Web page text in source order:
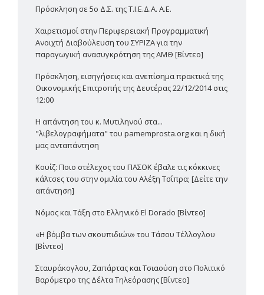
Πρόσκληση σε 5ο Δ.Σ. της Τ.Ι.Ε.Δ.Α. Α.Ε.
Χαιρετισμοί στην Περιφερειακή Προγραμματική
Ανοιχτή Διαβούλευση του ΣΥΡΙΖΑ για την
παραγωγική ανασυγκρότηση της ΑΜΘ [Βίντεο]
Πρόσκληση, εισηγήσεις και ανεπίσημα πρακτικά της
Οικονομικής Επιτροπής της Δευτέρας 22/12/2014 στις
12:00
Η απάντηση του κ. Μυτιληνού στα...
"λιβελογραφήματα" του pamemprosta.org και η δική
μας ανταπάντηση
Κουίζ: Ποιο στέλεχος του ΠΑΣΟΚ έβαλε τις κόκκινες
κάλτσες του στην ομιλία του Αλέξη Τσίπρα; [Δείτε την
απάντηση]
Νόμος και Τάξη στο Ελληνικό El Dorado [Βίντεο]
«Η βόμβα των σκουπιδιών» του Τάσου Τέλλογλου
[Βίντεο]
Σταυράκογλου, Ζαπάρτας και Τσιαούση στο Πολιτικό
Βαρόμετρο της Δέλτα Τηλεόρασης [Βίντεο]